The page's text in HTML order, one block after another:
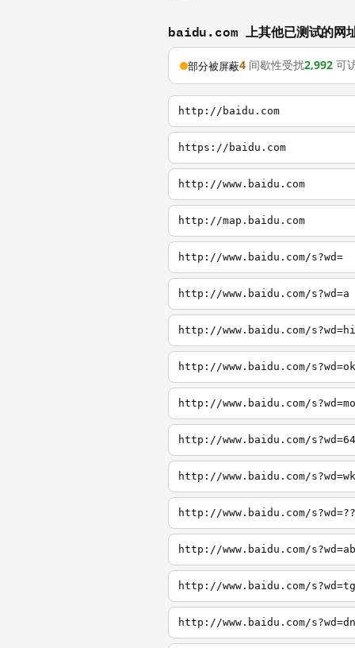
baidu.com 上其他已测试的网
部分被屏蔽4 间歇性受扰2,992 可
http://baidu.com
https://baidu.com
http://www.baidu.com
http://map.baidu.com
http://www.baidu.com/s?wd=
http://www.baidu.com/s?wd=a
http://www.baidu.com/s?wd=hi
http://www.baidu.com/s?wd=ok
http://www.baidu.com/s?wd=mo
http://www.baidu.com/s?wd=64
http://www.baidu.com/s?wd=wk
http://www.baidu.com/s?wd=??
http://www.baidu.com/s?wd=ab
http://www.baidu.com/s?wd=tg
http://www.baidu.com/s?wd=dn